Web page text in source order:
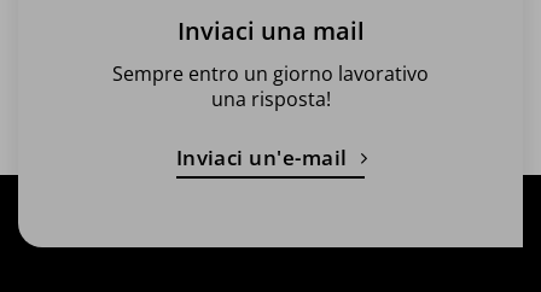
Inviaci una mail
Sempre entro un giorno lavorativo
una risposta!
Inviaci un'e-mail